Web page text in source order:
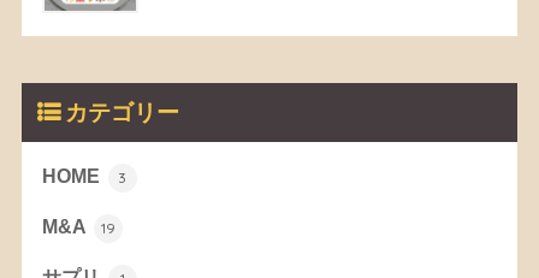
カテゴリー
HOME 3
M&A 19